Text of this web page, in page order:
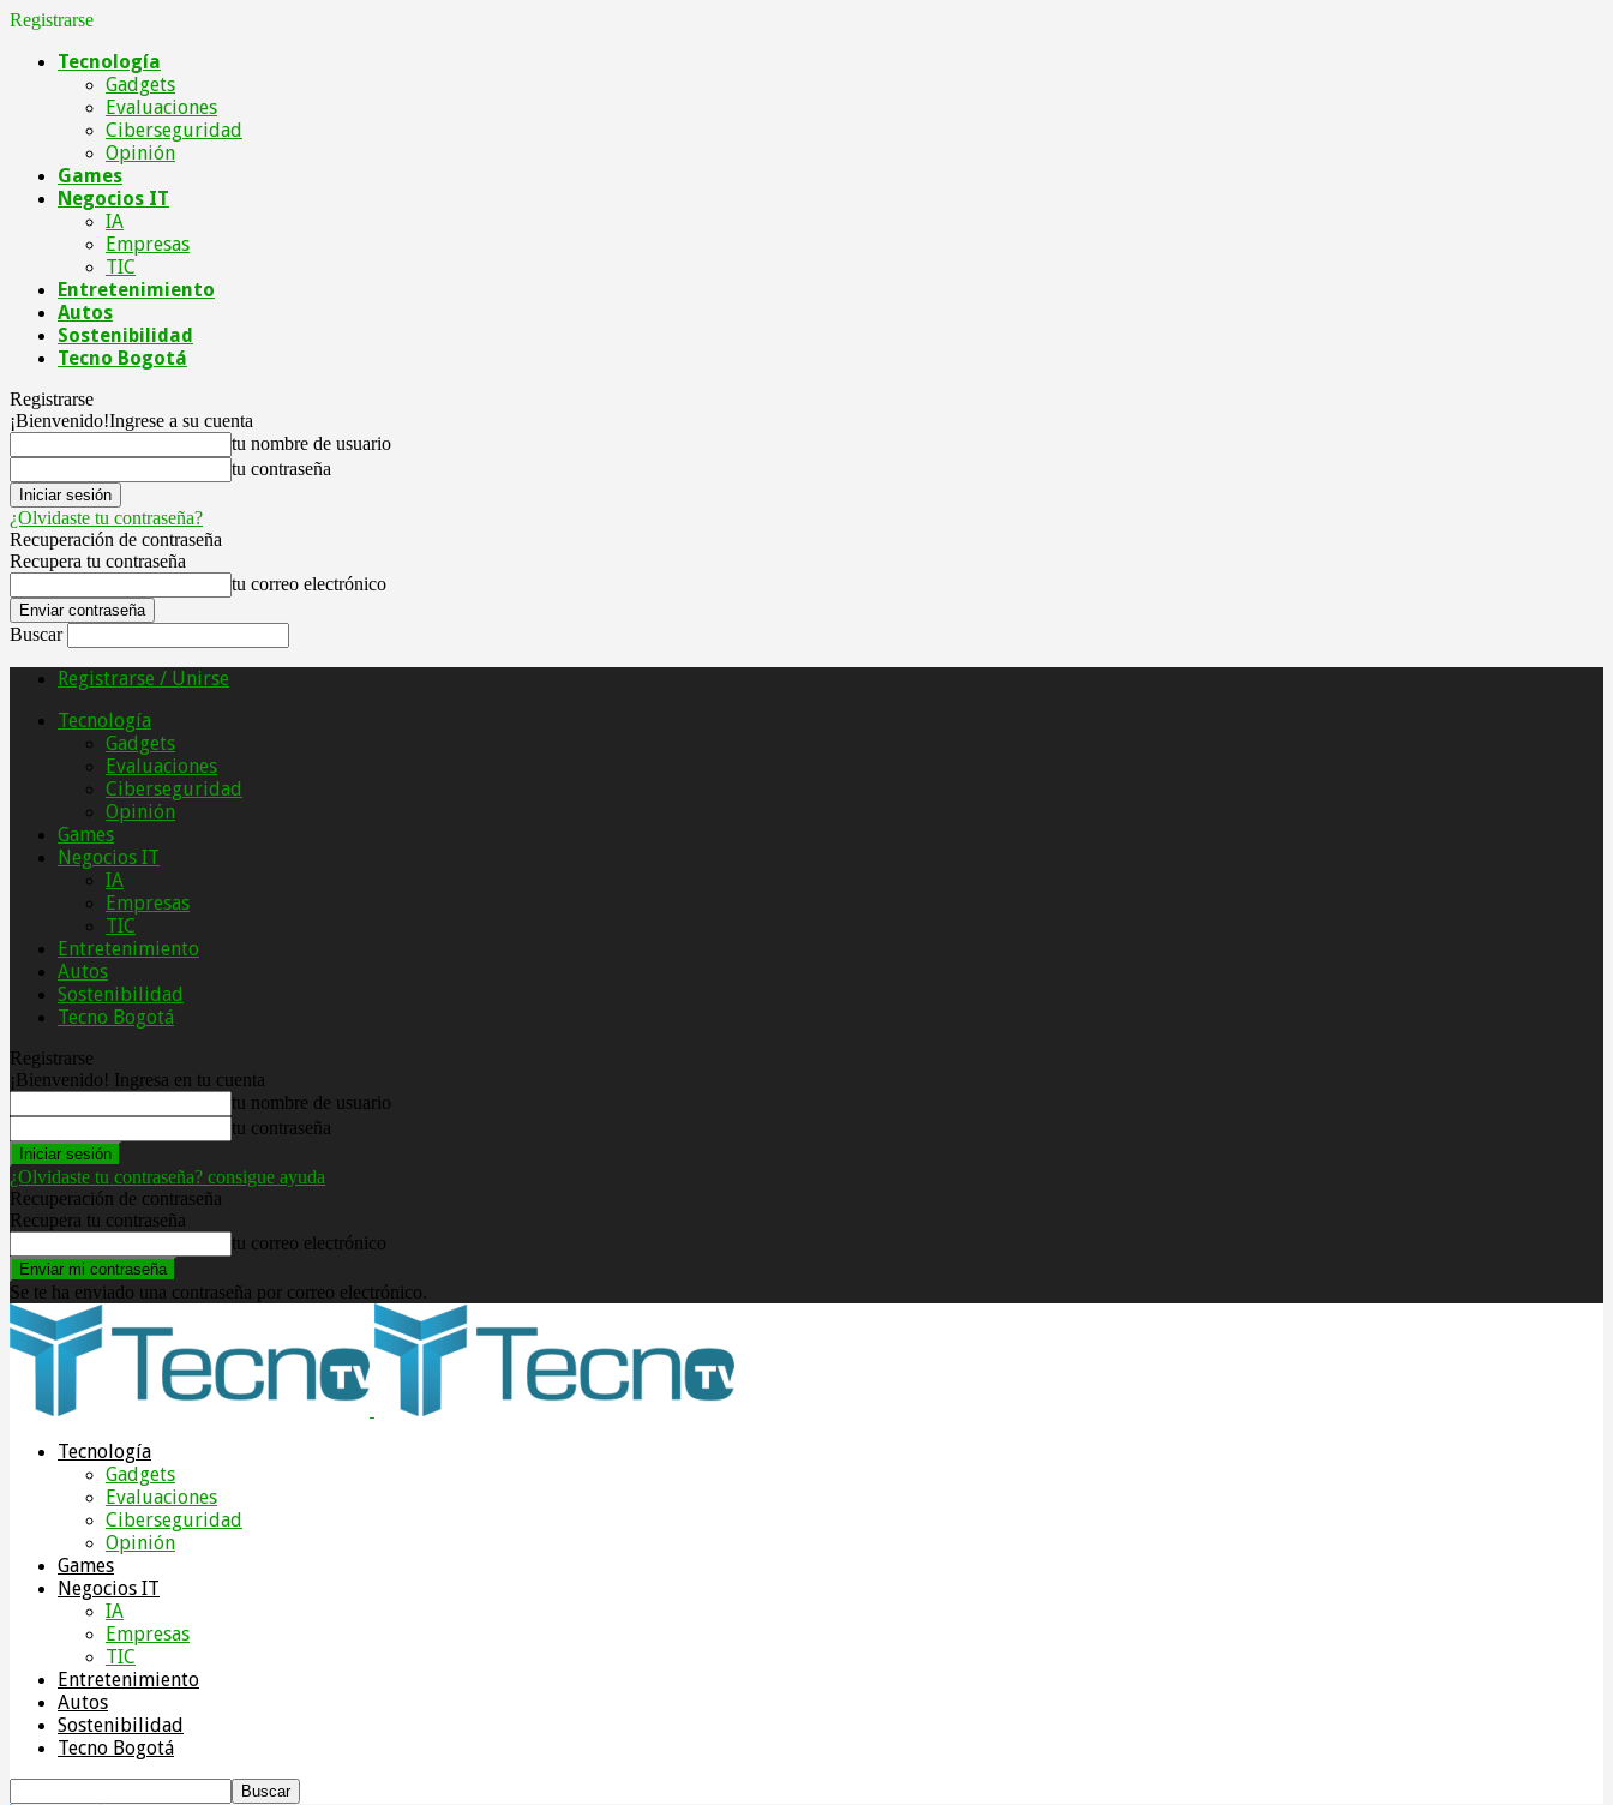
Registrarse
Tecnología
Gadgets
Evaluaciones
Ciberseguridad
Opinión
Games
Negocios IT
IA
Empresas
TIC
Entretenimiento
Autos
Sostenibilidad
Tecno Bogotá
Registrarse
¡Bienvenido!Ingrese a su cuenta
tu nombre de usuario
tu contraseña
¿Olvidaste tu contraseña?
Recuperación de contraseña
Recupera tu contraseña
tu correo electrónico
Buscar
Registrarse / Unirse
Tecnología
Gadgets
Evaluaciones
Ciberseguridad
Opinión
Games
Negocios IT
IA
Empresas
TIC
Entretenimiento
Autos
Sostenibilidad
Tecno Bogotá
Registrarse
¡Bienvenido! Ingresa en tu cuenta
tu nombre de usuario
tu contraseña
¿Olvidaste tu contraseña? consigue ayuda
Recuperación de contraseña
Recupera tu contraseña
tu correo electrónico
Se te ha enviado una contraseña por correo electrónico.
Tecnología
Gadgets
Evaluaciones
Ciberseguridad
Opinión
Games
Negocios IT
IA
Empresas
TIC
Entretenimiento
Autos
Sostenibilidad
Tecno Bogotá